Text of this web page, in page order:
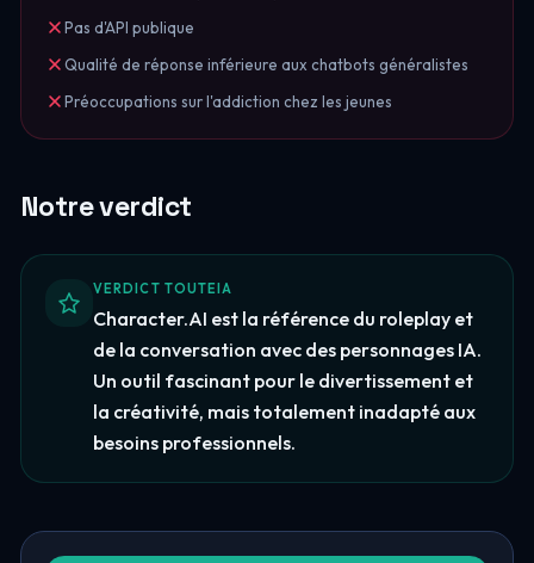
Pas d'API publique
Qualité de réponse inférieure aux chatbots généralistes
Préoccupations sur l'addiction chez les jeunes
Notre verdict
VERDICT TOUTEIA
Character.AI est la référence du roleplay et
de la conversation avec des personnages IA.
Un outil fascinant pour le divertissement et
la créativité, mais totalement inadapté aux
besoins professionnels.